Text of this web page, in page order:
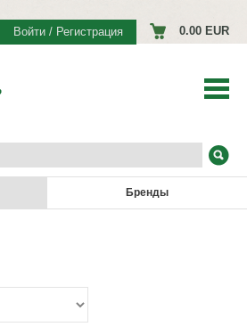
Войти / Регистрация 0.00 EUR
Бренды